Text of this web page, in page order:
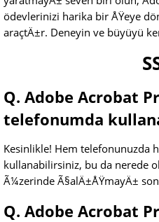
ödevlerinizi harika bir ÅŸeye
araçtÄ±r. Deneyin ve büyüyü
Q. Adobe Acrobat
telefonumda
Kesinlikle! Hem telefonunuzda
kullanabilirsiniz, bu da nerede
Ã¼zerinde Ã§alÄ±ÅŸmayÄ±
Q. Adobe Acrobat